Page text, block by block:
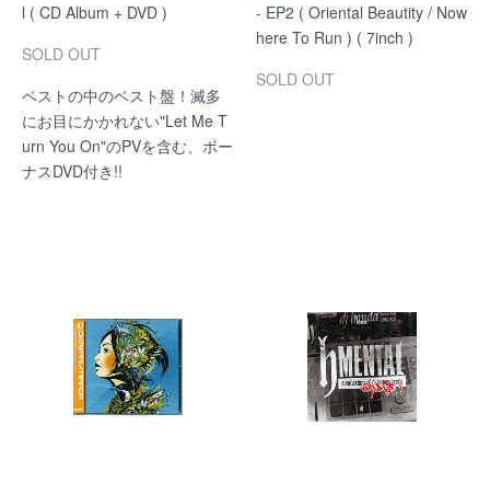
l ( CD Album + DVD )
SOLD OUT
ベストの中のベスト盤！滅多
にお目にかかれない"Let Me T
urn You On"のPVを含む、ボー
ナスDVD付き!!
- EP2 ( Oriental Beautity / Now
here To Run ) ( 7inch )
SOLD OUT